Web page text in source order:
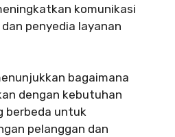
komunikasi
penyedia layanan
bagaimana
dengan kebutuhan
berbeda untuk
pelanggan dan